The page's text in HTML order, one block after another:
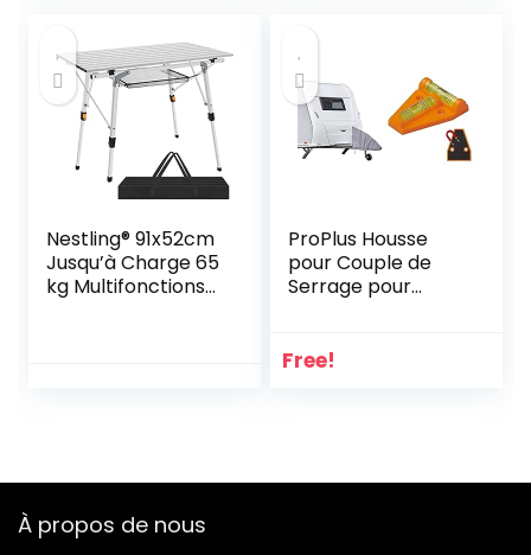
Nestling® 91x52cm
Jusqu’à Charge 65
kg Multifonctions
ProPlus Housse
pour Couple de
Serrage pour
610306 Gris 20 x
avec
Free!
À propos de nous